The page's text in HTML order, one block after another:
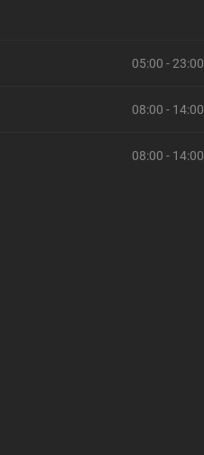
05:00 - 23:00
08:00 - 14:00
08:00 - 14:00